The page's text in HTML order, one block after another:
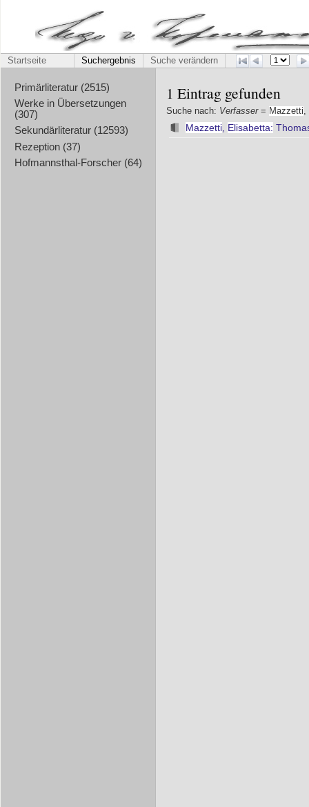
Startseite Suchergebnis Suche verändern
Primärliteratur (2515)
Werke in Übersetzungen
(307)
Sekundärliteratur (12593)
Rezeption (37)
Hofmannsthal-Forscher (64)
1 Eintrag gefunden
Suche nach: Verfasser= Mazzetti
Mazzetti, Elisabetta: